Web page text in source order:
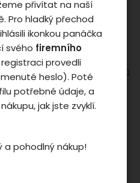
přivítat na naší
Pro hladký přechod
ikonkou panáčka
svého firemního
provedli
heslo). Poté
potřebné údaje, a
jak jste zvyklí.
a pohodlný nákup!
BALOON -
jiné i proto
stránek podle
„Souhlasit
s využíváním
tak moci předat
webu za
reklamy v
sítích případně
nastavení